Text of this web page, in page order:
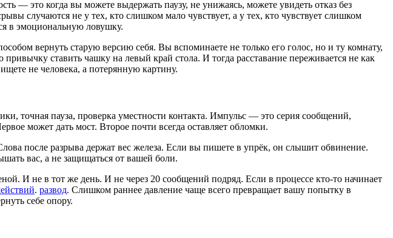
— это когда вы можете выдержать паузу, не унижаясь, можете увидеть отказ без
случаются не у тех, кто слишком мало чувствует, а у тех, кто чувствует слишком
в эмоциональную ловушку.
вернуть старую версию себя. Вы вспоминаете не только его голос, но и ту комнату,
ставить чашку на левый край стола. И тогда расставание переживается не как
не человека, а потерянную картину.
точная пауза, проверка уместности контакта. Импульс — это серия сообщений,
может дать мост. Второе почти всегда оставляет обломки.
после разрыва держат вес железа. Если вы пишете в упрёк, он слышит обвинение.
вас, а не защищаться от вашей боли.
И не в тот же день. И не через 20 сообщений подряд. Если в процессе кто-то начинает
. развод. Слишком раннее давление чаще всего превращает вашу попытку в
себе опору.